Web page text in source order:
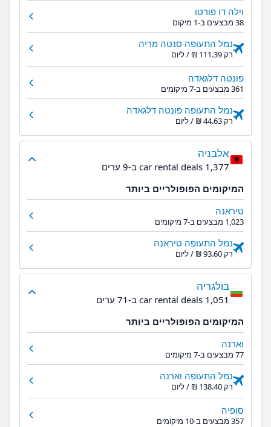
וילה דו פורטו
38 מבצעים ב-1 מיקום
נמל התעופה סנטה מריה
רק ‏111.39 ‏₪ / ליום
פונטה דלגאדה
361 מבצעים ב-7 מיקומים
נמל התעופה פונטה דלגאדה
רק ‏44.63 ‏₪ / ליום
אלבניה
1,377 car rental deals ב-9 ערים
המיקומים הפופולריים ביותר
טיראנה
1,023 מבצעים ב-7 מיקומים
נמל התעופה טיראנה
רק ‏93.60 ‏₪ / ליום
בולגריה
1,051 car rental deals ב-71 ערים
המיקומים הפופולריים ביותר
וארנה
77 מבצעים ב-7 מיקומים
נמל התעופה וארנה
רק ‏138.40 ‏₪ / ליום
סופיה
357 מבצעים ב-10 מיקומים